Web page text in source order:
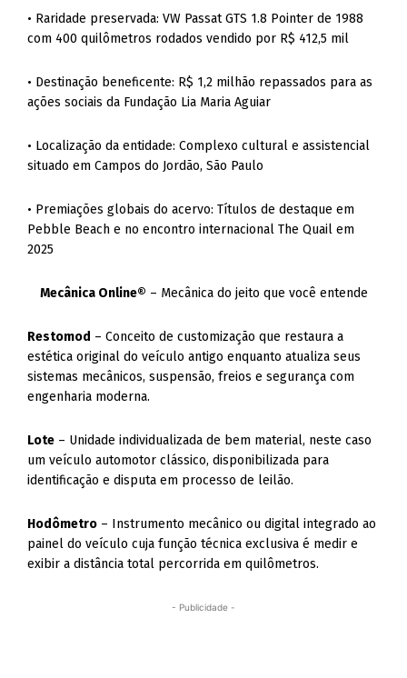
• Raridade preservada: VW Passat GTS 1.8 Pointer de 1988
com 400 quilômetros rodados vendido por R$ 412,5 mil
• Destinação beneficente: R$ 1,2 milhão repassados para as
ações sociais da Fundação Lia Maria Aguiar
• Localização da entidade: Complexo cultural e assistencial
situado em Campos do Jordão, São Paulo
• Premiações globais do acervo: Títulos de destaque em
Pebble Beach e no encontro internacional The Quail em
2025
Mecânica Online® – Mecânica do jeito que você entende
Restomod – Conceito de customização que restaura a
estética original do veículo antigo enquanto atualiza seus
sistemas mecânicos, suspensão, freios e segurança com
engenharia moderna.
Lote – Unidade individualizada de bem material, neste caso
um veículo automotor clássico, disponibilizada para
identificação e disputa em processo de leilão.
Hodômetro – Instrumento mecânico ou digital integrado ao
painel do veículo cuja função técnica exclusiva é medir e
exibir a distância total percorrida em quilômetros.
- Publicidade -